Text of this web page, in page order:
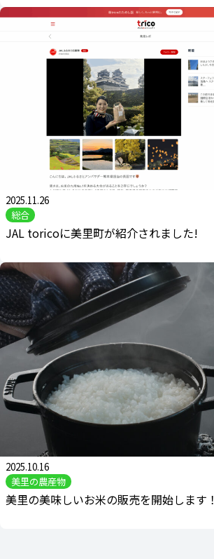
2025.11.26
総合
JAL toricoに美里町が紹介されました!
2025.10.16
美里の農産物
美里の美味しいお米の販売を開始します！